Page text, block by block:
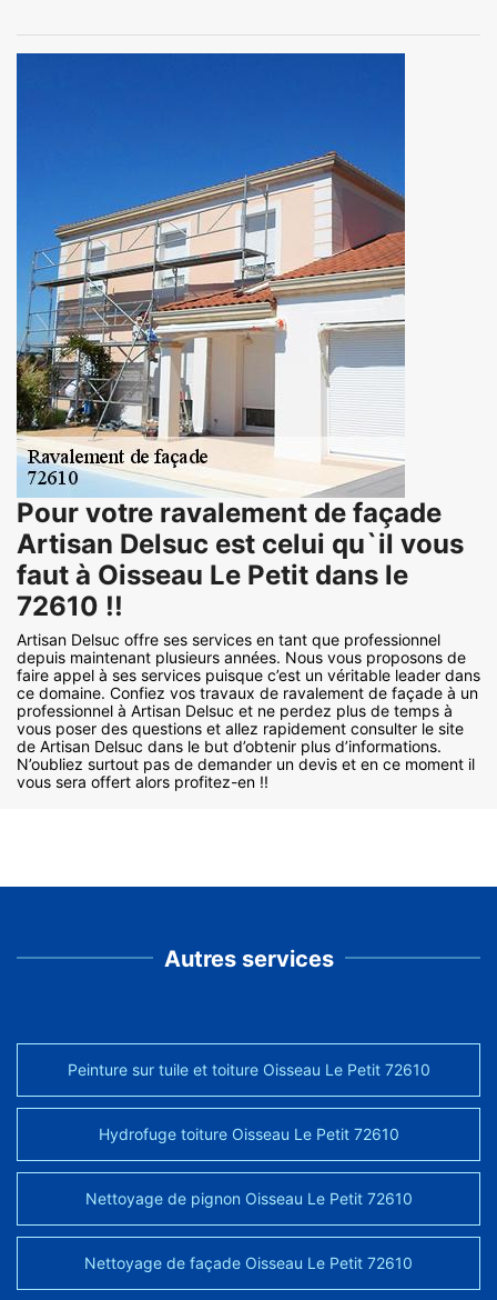
Pour votre ravalement de façade
Artisan Delsuc est celui qu`il vous
faut à Oisseau Le Petit dans le
72610 !!
Artisan Delsuc offre ses services en tant que professionnel
depuis maintenant plusieurs années. Nous vous proposons de
faire appel à ses services puisque c’est un véritable leader dans
ce domaine. Confiez vos travaux de ravalement de façade à un
professionnel à Artisan Delsuc et ne perdez plus de temps à
vous poser des questions et allez rapidement consulter le site
de Artisan Delsuc dans le but d’obtenir plus d’informations.
N’oubliez surtout pas de demander un devis et en ce moment il
vous sera offert alors profitez-en !!
Autres services
Peinture sur tuile et toiture Oisseau Le Petit 72610
Hydrofuge toiture Oisseau Le Petit 72610
Nettoyage de pignon Oisseau Le Petit 72610
Nettoyage de façade Oisseau Le Petit 72610